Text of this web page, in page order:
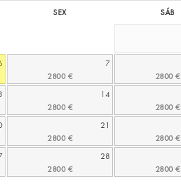
SEX
SÁB
7
14
21
28